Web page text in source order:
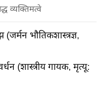
व्यक्तिमत्वे
भौतिकशास्त्रज्ञ,
(शास्त्रीय गायक, मृत्यू: